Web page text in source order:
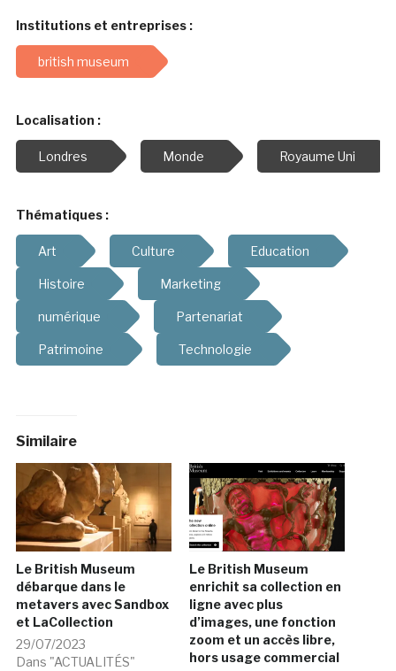
Institutions et entreprises :
british museum
Localisation :
Londres Monde Royaume Uni
Thématiques :
Art Culture Education
Histoire Marketing
numérique Partenariat
Patrimoine Technologie
Similaire
Le British Museum
débarque dans le
metavers avec Sandbox
et LaCollection
29/07/2023
Dans "ACTUALITÉS"
Le British Museum
enrichit sa collection en
ligne avec plus
d’images, une fonction
zoom et un accès libre,
hors usage commercial